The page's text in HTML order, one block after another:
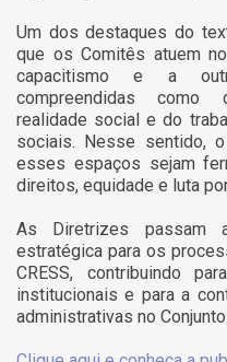
Um dos destaques do
que os Comitês atuem
capacitismo e a
compreendidas como
realidade social e do
sociais. Nesse sentido,
esses espaços sejam
direitos, equidade e luta
As Diretrizes passam
estratégica para os
CRESS, contribuindo
institucionais e para a
administrativas no Conjunto